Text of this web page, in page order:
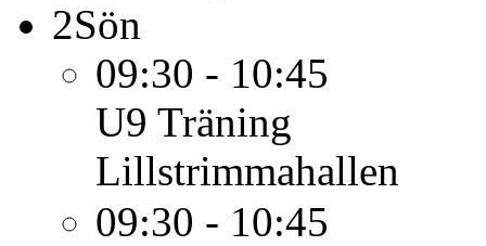
2Sön
09:30 - 10:45
U9 Träning
Lillstrimmahallen
09:30 - 10:45